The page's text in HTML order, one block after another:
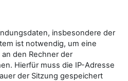
insbesondere der
ist notwendig, um eine
den Rechner der
Hierfür muss die IP-Adresse
der Sitzung gespeichert